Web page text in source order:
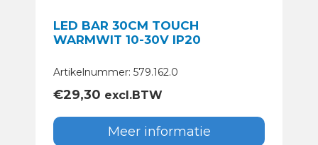
LED BAR 30CM TOUCH
WARMWIT 10-30V IP20
Artikelnummer: 579.162.0
€29,30 excl.BTW
Meer informatie